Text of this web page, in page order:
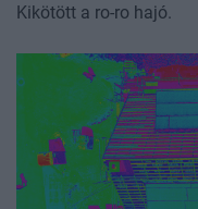
Kikötött a ro-ro hajó.